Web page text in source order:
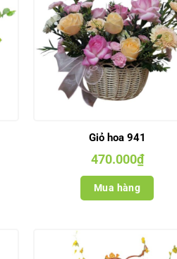
Giỏ hoa 941
470.000₫
Mua hàng